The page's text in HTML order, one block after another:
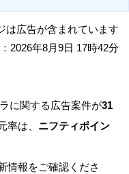
は広告が含まれています
2026年8月9日 17時42分
に関する広告案件が31
率は、 ニフティポイン
情報をご確認くださ